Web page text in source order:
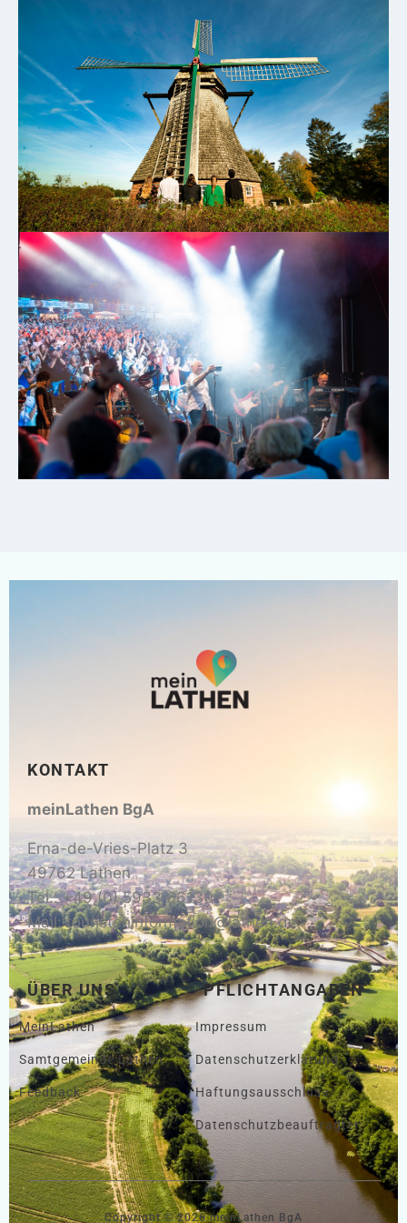
KONTAKT
meinLathen BgA
Erna-de-Vries-Platz 3
49762 Lathen
Tel.: +49 (0) 5933 66130
Mail: touristeninformation@lathen.de
ÜBER UNS
MeinLathen
Samtgemeinde Lathen
Feedback
PFLICHTANGABEN
Impressum
Datenschutzerklärung
Haftungsausschluss
Datenschutzbeauftragter
Copyright © 2026 meinLathen BgA